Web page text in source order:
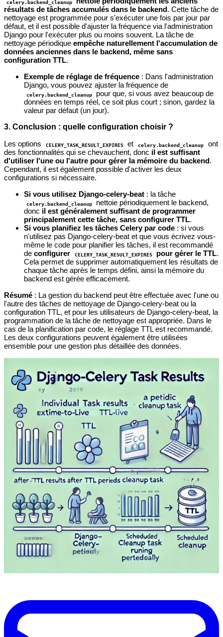
celery.backend_cleanup
résultats de tâches accumulés dans le backend. Cette tâche de
nettoyage est programmée pour s'exécuter une fois par jour par
défaut, et il est possible d'ajuster la fréquence via l'administration
Django pour l'exécuter plus ou moins souvent. La tâche de
nettoyage périodique empêche naturellement l'accumulation de
données anciennes dans le backend, même sans
configuration TTL.
Exemple de réglage de fréquence : Dans l'administration
Django, vous pouvez ajuster la fréquence de
celery.backend_cleanup
pour que, si vous avez beaucoup de
données en temps réel, ce soit plus court ; sinon, gardez la
valeur par défaut (un jour).
3. Conclusion : quelle configuration choisir ?
Les options
CELERY_TASK_RESULT_EXPIRES et celery.backend_cleanup
ont
des fonctionnalités qui se chevauchent, donc il est suffisant
d'utiliser l'une ou l'autre pour gérer la mémoire du backend.
Cependant, il est également possible d'activer les deux
configurations si nécessaire.
Si vous utilisez Django-celery-beat : la tâche
celery.backend_cleanup
nettoie périodiquement le backend,
donc il est généralement suffisant de programmer
principalement cette tâche, sans configurer TTL.
Si vous planifiez les tâches Celery par code : si vous
n'utilisez pas Django-celery-beat et que vous écrivez vous-
même le code pour planifier les tâches, il est recommandé
de configurer CELERY_TASK_RESULT_EXPIRES pour gérer le TTL.
Cela permet de supprimer automatiquement les résultats de
chaque tâche après le temps défini, ainsi la mémoire du
backend est gérée efficacement.
Résumé : La gestion du backend peut être effectuée avec l'une ou
l'autre des tâches de nettoyage de Django-celery-beat ou la
configuration TTL, et pour les utilisateurs de Django-celery-beat, la
programmation de la tâche de nettoyage est appropriée. Dans le
cas de la planification par code, le réglage TTL est recommandé.
Les deux configurations peuvent également être utilisées
ensemble pour une gestion plus détaillée des données.